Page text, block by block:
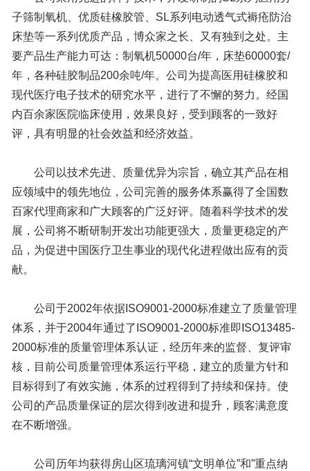
子筛制氧机、优质硅橡胶管、SL系列电动透气式褥疮防治
床垫等一系列优质产品，博众家之长、又有独到之处。主
要产品生产能力可达：制氧机50000台/年，床垫60000套/
年，各种硅胶制品200余吨/年。公司为提高医用硅橡胶和
现代医疗电子技术的研究水平，进行了不懈的努力。经国
内百余家医院临床使用，效果良好，受到顾客的一致好
评，具有明显的社会效益和经济效益。
公司以技术先进、质量优异为宗旨，确立其产品在相
应领域中的领先地位，公司完善的服务体系赢得了全国数
百家代理商家和广大顾客的广泛好评。随着科学技术的发
展，公司将不断研制开发出功能更强大，质量更稳定的产
品，为促进中国医疗卫生事业的现代化进程做出应有的贡
献。
公司于2002年依据ISO9001-2000标准建立了质量管理
体系，并于2004年通过了ISO9001-2000标准即ISO13485-
2000标准的质量管理体系认证，经历年来的监督、复评审
核，目前公司质量管理体系运行平稳，建立的质量方针和
目标得到了有效实施，体系的过程得到了持续和保持。使
公司的产品质量保证的层次得到改进和提升，顾客满意度
在不断增强。
公司历年均获得房山区琉璃河镇“文明单位”和”重点纳